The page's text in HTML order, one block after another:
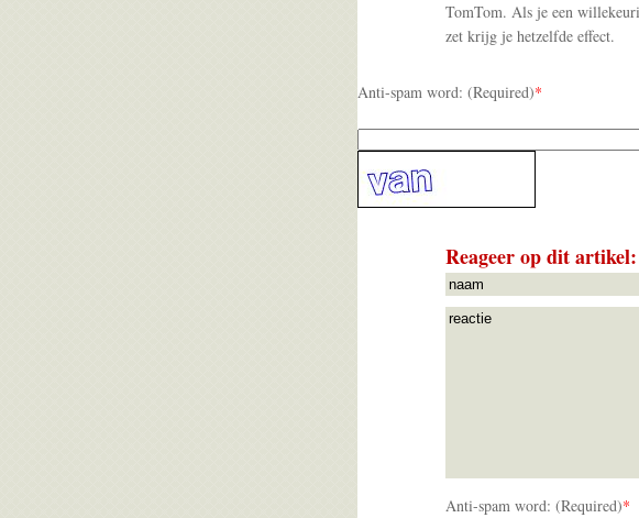
TomTom. Als je een
zet krijg je hetzelfde effect.
Anti-spam word: (Required)*
Reageer op dit artikel:
Anti-spam word: (Required)*